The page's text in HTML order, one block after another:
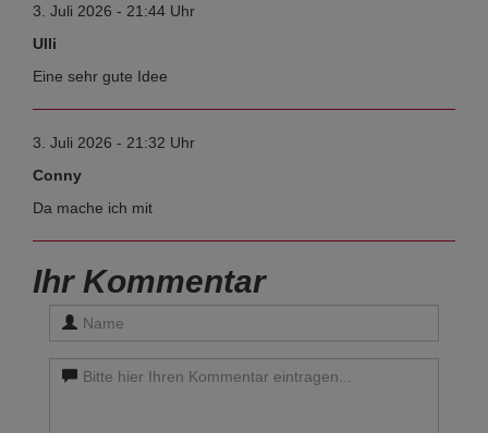
3. Juli 2026 - 21:44 Uhr
Ulli
Eine sehr gute Idee
3. Juli 2026 - 21:32 Uhr
Conny
Da mache ich mit
Ihr Kommentar